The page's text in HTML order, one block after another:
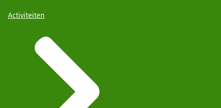
Activiteiten